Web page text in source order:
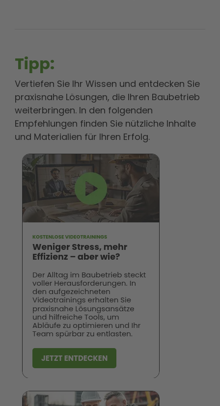
Tipp:
Vertiefen Sie Ihr Wissen und entdecken Sie
praxisnahe Lösungen, die Ihren Baubetrieb
weiterbringen. In den folgenden
Empfehlungen finden Sie nützliche Inhalte
und Materialien für Ihren Erfolg.